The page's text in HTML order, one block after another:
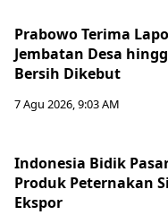
Prabowo Terima
Jembatan Desa
Bersih Dikebut
7 Agu 2026, 9:03 AM
Indonesia Bidik
Produk Peternakan
Ekspor